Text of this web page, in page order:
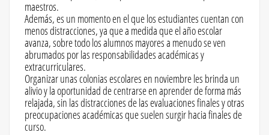
maestros.
Además, es un momento en el que los estudiantes cuentan con
menos distracciones, ya que a medida que el año escolar
avanza, sobre todo los alumnos mayores a menudo se ven
abrumados por las responsabilidades académicas y
extracurriculares.
Organizar unas colonias escolares en noviembre les brinda un
alivio y la oportunidad de centrarse en aprender de forma más
relajada, sin las distracciones de las evaluaciones finales y otras
preocupaciones académicas que suelen surgir hacia finales de
curso.